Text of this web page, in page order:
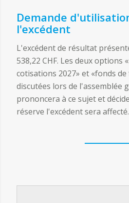
Demande
l'excédent
L'excédent de résultat
538,22 CHF. Les deux options
cotisations 2027» et «fonds
discutées lors de l'assemblée
prononcera à ce sujet et
réserve l'excédent sera affecté.